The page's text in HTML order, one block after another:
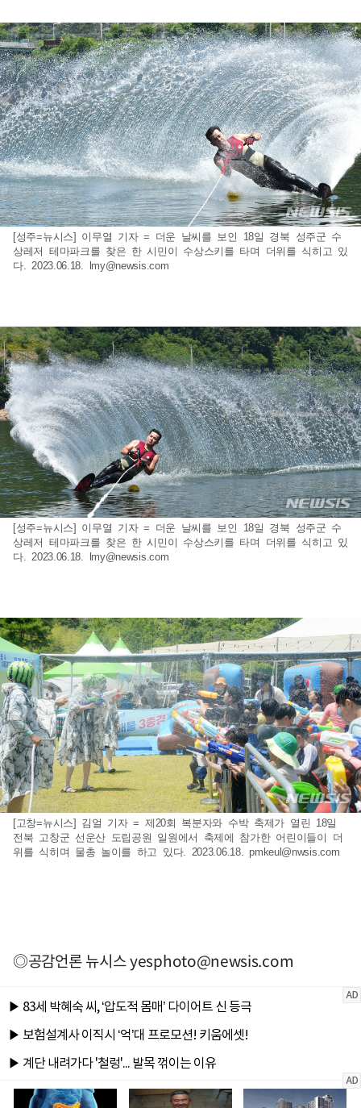
[성주=뉴시스] 이무열 기자 = 더운 날씨를 보인 18일 경북 성주군 수
상레저 테마파크를 찾은 한 시민이 수상스키를 타며 더위를 식히고 있
다. 2023.06.18. lmy@newsis.com
[성주=뉴시스] 이무열 기자 = 더운 날씨를 보인 18일 경북 성주군 수
상레저 테마파크를 찾은 한 시민이 수상스키를 타며 더위를 식히고 있
다. 2023.06.18.
lmy@newsis.com
[고창=뉴시스] 김얼 기자 = 제20회 복분자와 수박 축제가 열린 18일
전북 고창군 선운산 도립공원 일원에서 축제에 참가한 어린이들이 더
위를 식히며 물총 놀이를 하고 있다. 2023.06.18.pmkeul@nwsis.com
◎공감언론 뉴시스yesphoto@newsis.com